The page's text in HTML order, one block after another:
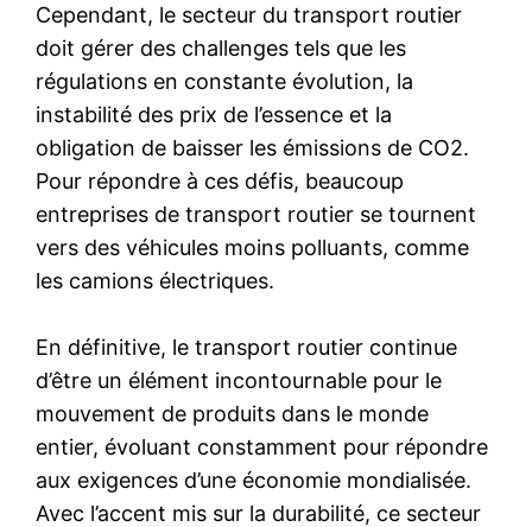
Cependant, le secteur du transport routier
doit gérer des challenges tels que les
régulations en constante évolution, la
instabilité des prix de l’essence et la
obligation de baisser les émissions de CO2.
Pour répondre à ces défis, beaucoup
entreprises de transport routier se tournent
vers des véhicules moins polluants, comme
les camions électriques.
En définitive, le transport routier continue
d’être un élément incontournable pour le
mouvement de produits dans le monde
entier, évoluant constamment pour répondre
aux exigences d’une économie mondialisée.
Avec l’accent mis sur la durabilité, ce secteur